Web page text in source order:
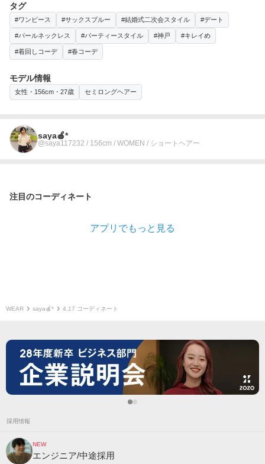
タグ
#ワンピース #サックスブルー #結婚式二次会スタイル #デート
#パールネックレス #パーティースタイル #神戸 #キレイめ
#着回しコーデ #春コーデ
モデル情報
女性・156cm・27歳 セミロングヘアー
saya🍎*
@saya117232 / 156cm / WOMEN / ショートヘアー
注目のコーディネート
アプリでもっと見る
WEAR saya🍎* 4.17 コーディネート
採用情報
NEW
エンジニア/中途採用